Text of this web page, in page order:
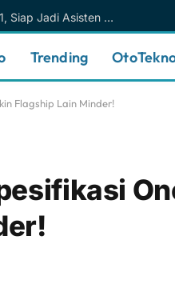
Meta AI Makin Cerdas Berkat Muse Spark 1.1, Siap Jadi Asisten AI Personal yang Lebih Intuitif
Trending
Flagship Lain Minder!